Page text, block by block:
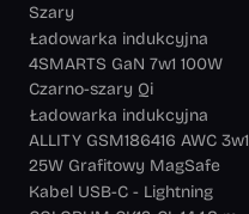
Szary
Ładowarka indukcyjna
4SMARTS GaN 7w1 100W
Czarno-szary Qi
Ładowarka indukcyjna
ALLITY GSM186416 AWC 3w1
25W Grafitowy MagSafe
Kabel USB-C - Lightning